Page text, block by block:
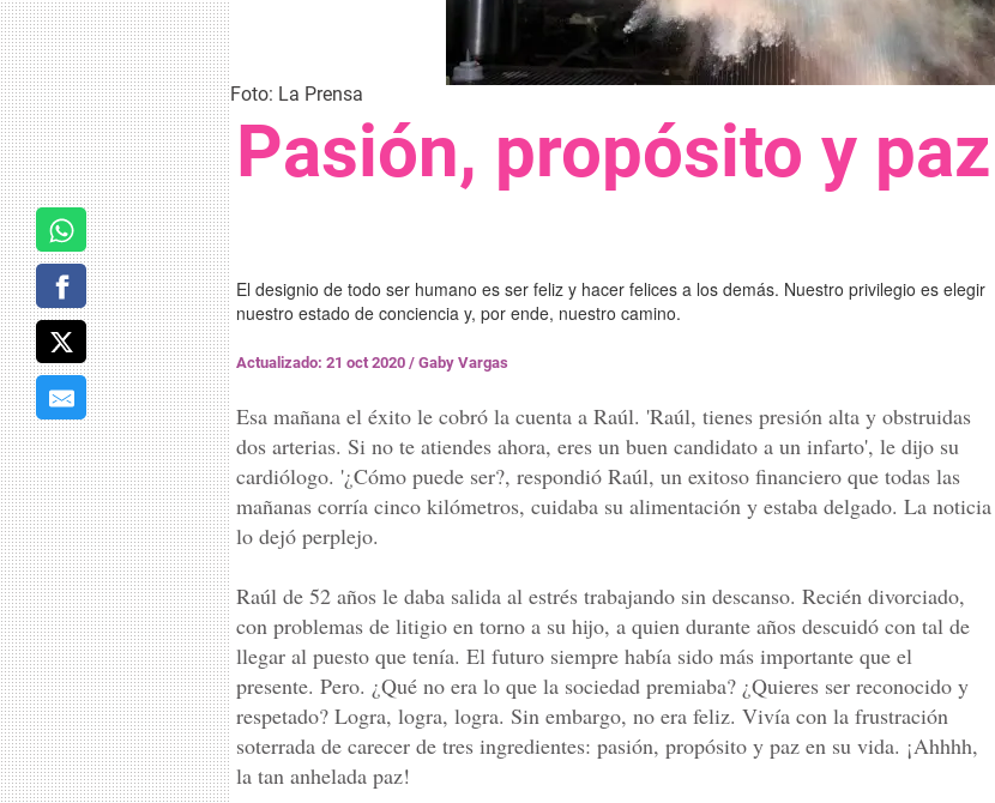
Foto: La Prensa
Pasión, propósito y paz
El designio de todo ser humano es ser feliz y hacer felices a los demás. Nuestro privilegio es elegir
nuestro estado de conciencia y, por ende, nuestro camino.
Actualizado: 21 oct 2020 / Gaby Vargas
Esa mañana el éxito le cobró la cuenta a Raúl. 'Raúl, tienes presión alta y obstruidas
dos arterias. Si no te atiendes ahora, eres un buen candidato a un infarto', le dijo su
cardiólogo. '¿Cómo puede ser?, respondió Raúl, un exitoso financiero que todas las
mañanas corría cinco kilómetros, cuidaba su alimentación y estaba delgado. La noticia
lo dejó perplejo.
Raúl de 52 años le daba salida al estrés trabajando sin descanso. Recién divorciado,
con problemas de litigio en torno a su hijo, a quien durante años descuidó con tal de
llegar al puesto que tenía. El futuro siempre había sido más importante que el
presente. Pero. ¿Qué no era lo que la sociedad premiaba? ¿Quieres ser reconocido y
respetado? Logra, logra, logra. Sin embargo, no era feliz. Vivía con la frustración
soterrada de carecer de tres ingredientes: pasión, propósito y paz en su vida. ¡Ahhhh,
la tan anhelada paz!